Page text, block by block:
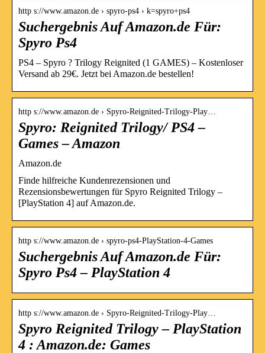
http s://www.amazon.de › spyro-ps4 › k=spyro+ps4
Suchergebnis Auf Amazon.de Für:
Spyro Ps4
PS4 – Spyro ? Trilogy Reignited (1 GAMES) – Kostenloser
Versand ab 29€. Jetzt bei Amazon.de bestellen!
http s://www.amazon.de › Spyro-Reignited-Trilogy-Play…
Spyro: Reignited Trilogy/ PS4 –
Games – Amazon
Amazon.de
Finde hilfreiche Kundenrezensionen und
Rezensionsbewertungen für Spyro Reignited Trilogy –
[PlayStation 4] auf Amazon.de.
http s://www.amazon.de › spyro-ps4-PlayStation-4-Games
Suchergebnis Auf Amazon.de Für:
Spyro Ps4 – PlayStation 4
http s://www.amazon.de › Spyro-Reignited-Trilogy-Play…
Spyro Reignited Trilogy – PlayStation
4 : Amazon.de: Games